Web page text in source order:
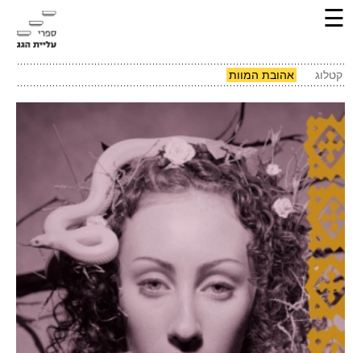
☰
קטלוג אהובת המוות